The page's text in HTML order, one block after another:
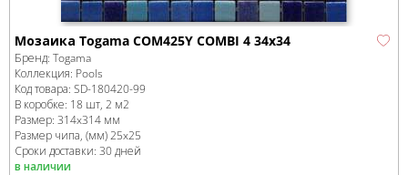
Мозаика Togama COM425Y COMBI 4 34x34
Бренд: Togama
Коллекция: Pools
Код товара: SD-180420-99
В коробке: 18 шт, 2 м2
Размер: 314x314 мм
Размер чипа, (мм)25x25
Сроки доставки: 30 дней
в наличии